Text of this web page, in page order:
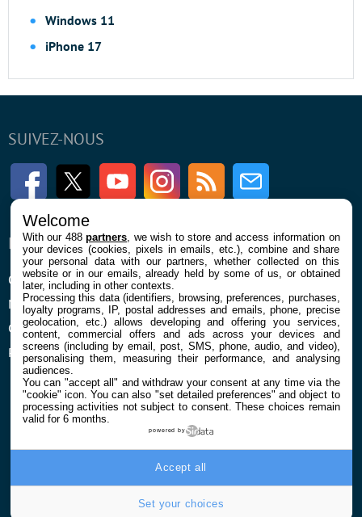
Windows 11
iPhone 17
SUIVEZ-NOUS
FacebookTwitter Youtube InstagramRSS Newsletter
ENTREPRISE
Qui sommes nous
Mentions légales et CGU
Confidentialité et Cookies
Préférences cookies
À PROPOS
La rédaction
Contact
Welcome
With our 488partners , we wish to store and access information on
your devices (cookies, pixels in emails, etc.), combine and share
your personal data with our partners, whether collected on this
website or in our emails, already held by some of us, or obtained
later, including in other contexts.
Processing this data (identifiers, browsing, preferences, purchases,
loyalty programs, IP, postal addresses and emails, phone, precise
geolocation, etc.) allows developing and offering you services,
content, commercial offers and ads across your devices and
screens (including by email, post, SMS, phone, audio, and video),
personalising them, measuring their performance, and analysing
audiences.
You can "accept all" and withdraw your consent at any time via the
"cookie" icon. You can also "set detailed preferences" and object to
processing activities not subject to consent. These choices remain
valid for 6 months.
powered by
Set your choices
Accept all